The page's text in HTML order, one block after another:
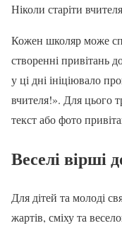
Ніколи старіти
Кожен школяр може
створенні привітань
у ці дні ініціювало
вчителя!». Для цього
текст або фото
Веселі вірші
Для дітей та молоді
жартів, сміху та